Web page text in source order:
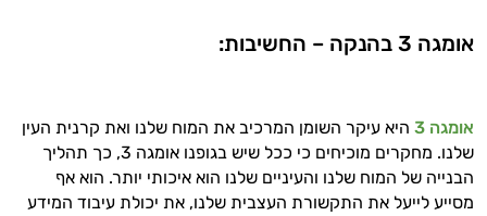
אומגה 3 בהנקה – החשיבות:
אומגה 3
היא עיקר השומן המרכיב את המוח שלנו ואת קרנית העין
שלנו. מחקרים מוכיחים כי ככל שיש בגופנו אומגה 3, כך תהליך
הבנייה של המוח שלנו והעיניים שלנו הוא איכותי יותר. הוא אף
מסייע לייעל את התקשורת העצבית שלנו, את יכולת עיבוד המידע